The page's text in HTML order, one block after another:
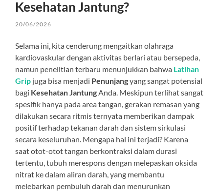
Kesehatan Jantung?
20/06/2026
Selama ini, kita cenderung mengaitkan olahraga
kardiovaskular dengan aktivitas berlari atau bersepeda,
namun penelitian terbaru menunjukkan bahwa Latihan
Grip juga bisa menjadi Penunjangyang sangat potensial
bagi Kesehatan Jantung Anda. Meskipun terlihat sangat
spesifik hanya pada area tangan, gerakan remasan yang
dilakukan secara ritmis ternyata memberikan dampak
positif terhadap tekanan darah dan sistem sirkulasi
secara keseluruhan. Mengapa hal ini terjadi? Karena
saat otot-otot tangan berkontraksi dalam durasi
tertentu, tubuh merespons dengan melepaskan oksida
nitrat ke dalam aliran darah, yang membantu
melebarkan pembuluh darah dan menurunkan